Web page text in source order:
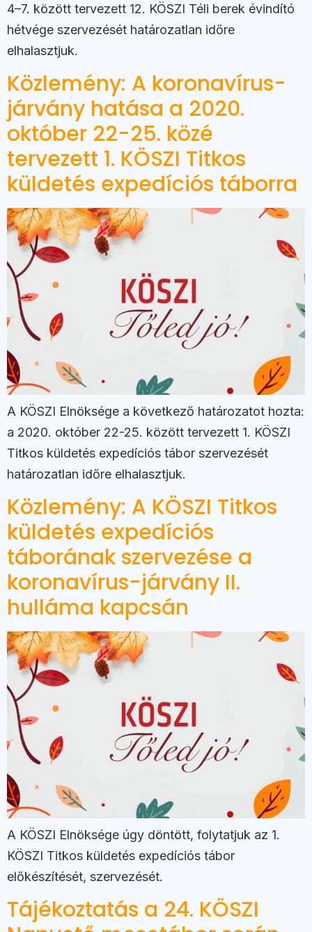
4–7. között tervezett 12. KÖSZI Téli berek évindító
hétvége szervezését határozatlan időre
elhalasztjuk.
Közlemény: A koronavírus-
járvány hatása a 2020.
október 22-25. közé
tervezett 1. KÖSZI Titkos
küldetés expedíciós táborra
A KÖSZI Elnöksége a következő határozatot hozta:
a 2020. október 22-25. között tervezett 1. KÖSZI
Titkos küldetés expedíciós tábor szervezését
határozatlan időre elhalasztjuk.
Közlemény: A KÖSZI Titkos
küldetés expedíciós
táborának szervezése a
koronavírus-járvány II.
hulláma kapcsán
A KÖSZI Elnöksége úgy döntött, folytatjuk az 1.
KÖSZI Titkos küldetés expedíciós tábor
előkészítését, szervezését.
Tájékoztatás a 24. KÖSZI